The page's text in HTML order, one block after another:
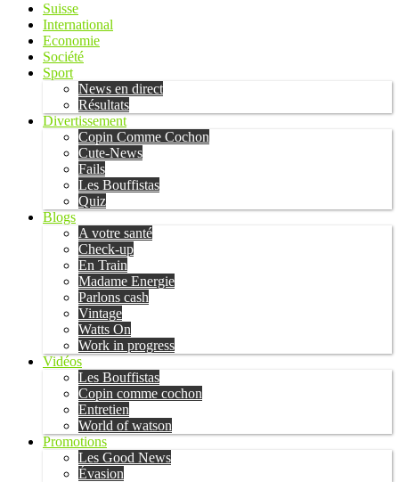
Suisse
International
Economie
Société
Sport
News en direct
Résultats
Divertissement
Copin Comme Cochon
Cute-News
Fails
Les Bouffistas
Quiz
Blogs
A votre santé
Check-up
En Train
Madame Energie
Parlons cash
Vintage
Watts On
Work in progress
Vidéos
Les Bouffistas
Copin comme cochon
Entretien
World of watson
Promotions
Les Good News
Évasion